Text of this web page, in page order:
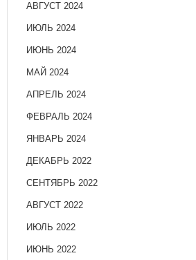
АВГУСТ 2024
ИЮЛЬ 2024
ИЮНЬ 2024
МАЙ 2024
АПРЕЛЬ 2024
ФЕВРАЛЬ 2024
ЯНВАРЬ 2024
ДЕКАБРЬ 2022
СЕНТЯБРЬ 2022
АВГУСТ 2022
ИЮЛЬ 2022
ИЮНЬ 2022